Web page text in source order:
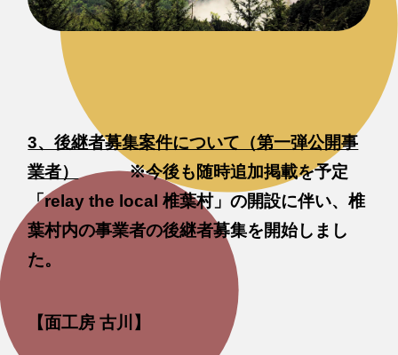
3、後継者募集案件について（第一弾公開事
業者）
※今後も随時追加掲載を予定
「relay the local 椎葉村」の開設に伴い、椎
葉村内の事業者の後継者募集を開始しまし
た。
【面工房 古川】